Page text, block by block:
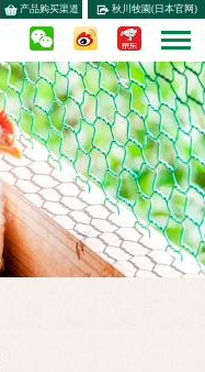
产品购买渠道 秋川牧園(日本官网)